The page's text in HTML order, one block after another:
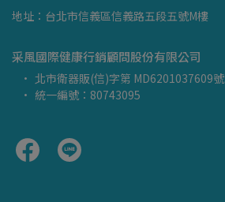
地址：台北市信義區信義路五段五號M樓
采風國際健康行銷顧問股份有限公司
北市衛器販(信)字第 MD6201037609號
統一編號：80743095